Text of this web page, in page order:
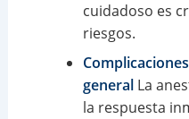
cuidadoso es
riesgos.
generalLa
la respuesta